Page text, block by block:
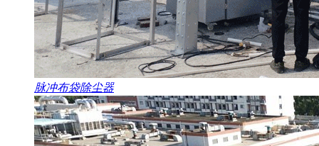
脉冲布袋除尘器